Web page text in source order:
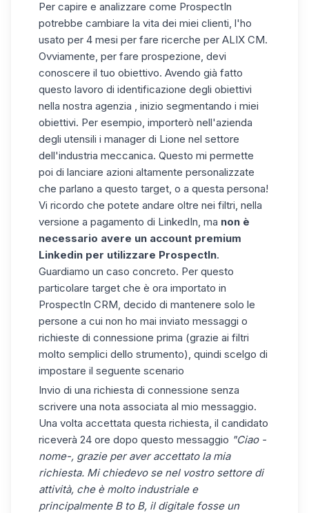
Per capire e analizzare come ProspectIn
potrebbe cambiare la vita dei miei clienti, l'ho
usato per 4 mesi per fare ricerche per ALIX CM.
Ovviamente, per fare prospezione, devi
conoscere il tuo obiettivo. Avendo già fatto
questo lavoro di identificazione degli obiettivi
nella nostra agenzia
, inizio segmentando i miei
obiettivi. Per esempio, importerò nell'azienda
degli utensili i manager di Lione nel settore
dell'industria meccanica. Questo mi permette
poi di lanciare azioni altamente personalizzate
che parlano a questo target, o a questa persona!
Vi ricordo che potete andare oltre nei filtri, nella
versione a pagamento di LinkedIn, ma non è
necessario avere un account premium
Linkedin per utilizzare ProspectIn.
Guardiamo un caso concreto. Per questo
particolare target che è ora importato in
ProspectIn CRM, decido di mantenere solo le
persone a cui non ho mai inviato messaggi o
richieste di connessione prima (grazie ai filtri
molto semplici dello strumento), quindi scelgo di
impostare il seguente scenario
Invio di una richiesta di connessione senza
scrivere una nota associata al mio messaggio.
Una volta accettata questa richiesta, il candidato
riceverà 24 ore dopo questo messaggio "Ciao -
nome-, grazie per aver accettato la mia
richiesta. Mi chiedevo se nel vostro settore di
attività, che è molto industriale e
principalmente B to B, il digitale fosse un